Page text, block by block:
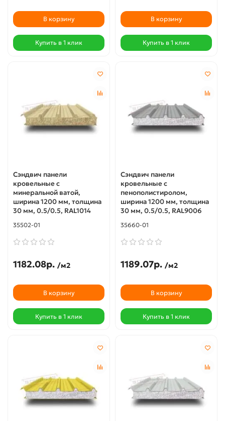
В корзину
Купить в 1 клик
В корзину
Купить в 1 клик
Сэндвич панели
кровельные с
минеральной ватой,
ширина 1200 мм, толщина
30 мм, 0.5/0.5, RAL1014
35502-01
1182.08р. /м2
В корзину
Купить в 1 клик
Сэндвич панели
кровельные с
пенополистиролом,
ширина 1200 мм, толщина
30 мм, 0.5/0.5, RAL9006
35660-01
1189.07р. /м2
В корзину
Купить в 1 клик